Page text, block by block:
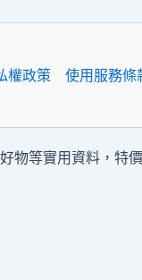
權政策 使用服務條
等實用資料，特